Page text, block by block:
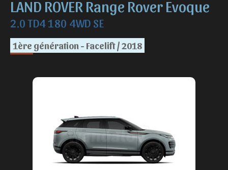
LAND ROVER Range Rover Evoque
2.0 TD4 180 4WD SE
1ère génération - Facelift / 2018